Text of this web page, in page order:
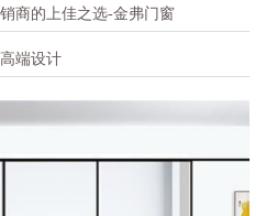
商的上佳之选-金弗门窗
端设计